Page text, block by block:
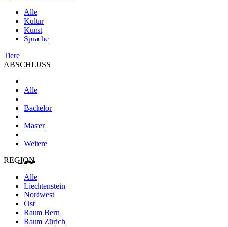
Alle
Kultur
Kunst
Sprache
Tiere
ABSCHLUSS
Alle
Bachelor
Master
Weitere
REGION
Alle
Liechtenstein
Nordwest
Ost
Raum Bern
Raum Zürich